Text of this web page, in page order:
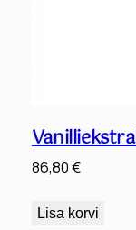
86,80€
Lisa korvi